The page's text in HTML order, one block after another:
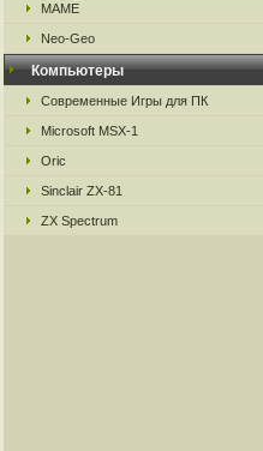
MAME
Neo-Geo
Компьютеры
Современные Игры для ПК
Microsoft MSX-1
Oric
Sinclair ZX-81
ZX Spectrum